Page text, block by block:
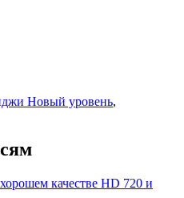
Новый уровень,
качестве HD 720 и